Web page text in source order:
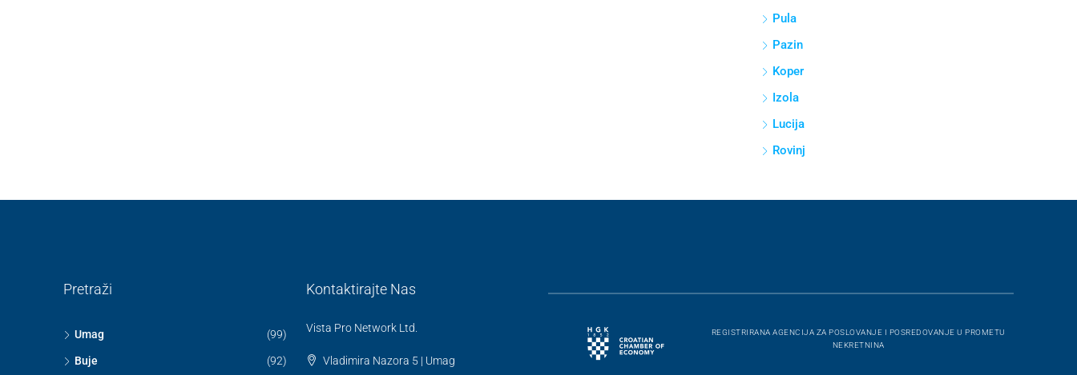
Pula
Pazin
Koper
Izola
Lucija
Rovinj
Pretraži
Umag (99)
Buje (92)
Kontaktirajte Nas
Vista Pro Network Ltd.
Vladimira Nazora 5 | Umag
REGISTRIRANA AGENCIJA ZA POSLOVANJE I POSREDOVANJE U PROMETU
NEKRETNINA